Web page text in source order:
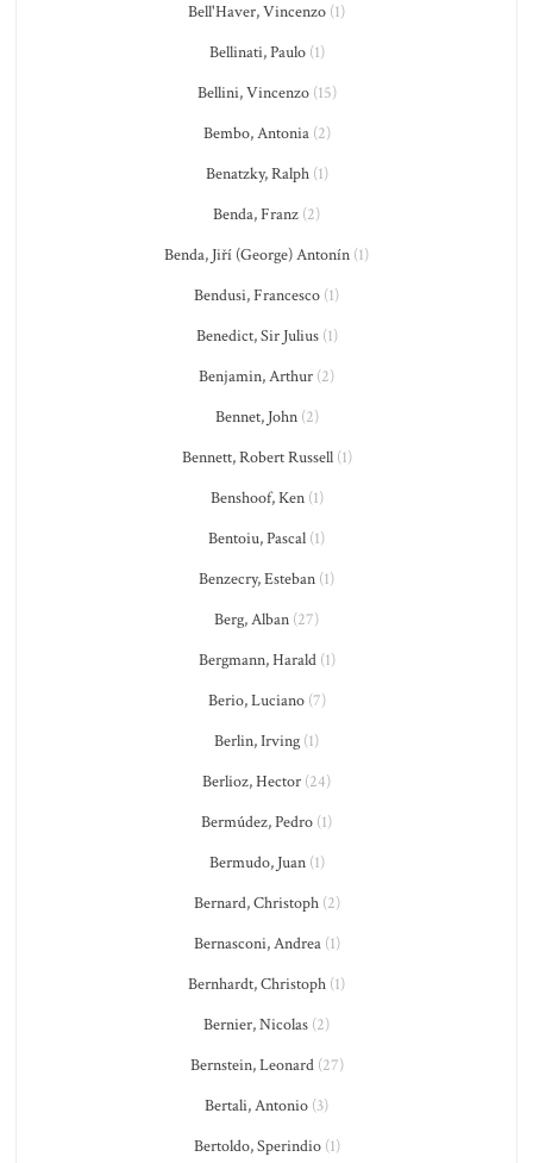
Bell'Haver, Vincenzo (1)
Bellinati, Paulo(1)
Bellini, Vincenzo(15)
Bembo, Antonia(2)
Benatzky, Ralph(1)
Benda, Franz (2)
Benda, Jiří (George) Antonín (1)
Bendusi, Francesco (1)
Benedict, Sir Julius(1)
Benjamin, Arthur (2)
Bennet, John(2)
Bennett, Robert Russell(1)
Benshoof, Ken(1)
Bentoiu, Pascal (1)
Benzecry, Esteban (1)
Berg, Alban (27)
Bergmann, Harald(1)
Berio, Luciano(7)
Berlin, Irving (1)
Berlioz, Hector (24)
Bermúdez, Pedro (1)
Bermudo, Juan(1)
Bernard, Christoph(2)
Bernasconi, Andrea(1)
Bernhardt, Christoph (1)
Bernier, Nicolas (2)
Bernstein, Leonard(27)
Bertali, Antonio (3)
Bertoldo, Sperindio(1)